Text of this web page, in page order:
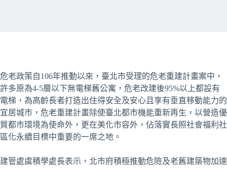
危老政策自106年推動以來，臺北市受理的危老重建計畫案中，
許多原為4-5層以下無電梯舊公寓，危老改建後95%以上都設有
電梯，為高齡長者打造出住得安全及安心且享有垂直移動能力的
宜居城市，危老重建計畫除使臺北都市機能重新再生，以營造優
質都市環境為使命外，更在美化市容外，佔落實長照社會福利社
區化永續目標中重要的一席之地。
建管處虞積學處長表示，北市府積極推動危險及老舊建築物加速